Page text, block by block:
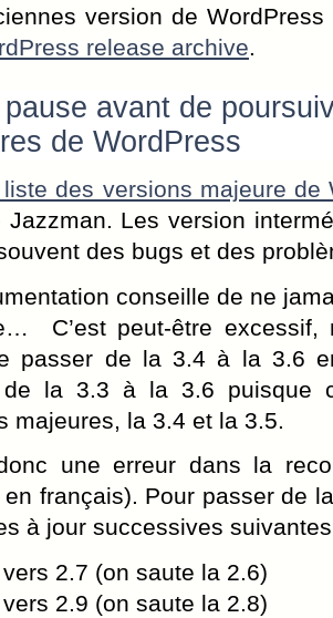
version de
release archive.
avant de
de WordPress
liste des versions majeure de
Jazzman. Les version
des bugs et des
conseille de ne
C’est peut-être excessif,
passer de la 3.4 à la 3.6
de la 3.3 à la 3.6 puisque
majeures, la 3.4 et la 3.5.
une erreur dans la
en français). Pour passer de
à jour successives
2.7 (on saute la 2.6)
2.9 (on saute la 2.8)